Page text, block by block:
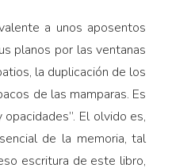
a unos aposentos
planos por las ventanas
la duplicación de los
de las mamparas. Es
El olvido es,
de la memoria, tal
escritura de este libro,